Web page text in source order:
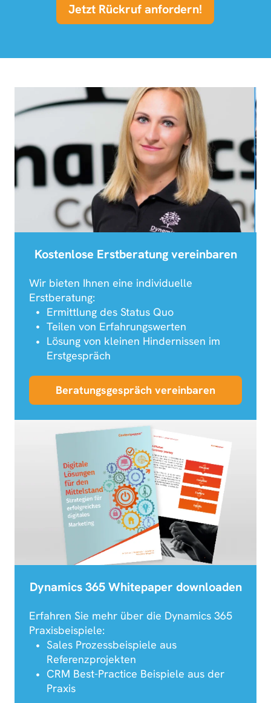
Jetzt Rückruf anfordern!
Kostenlose Erstberatung vereinbaren
Wir bieten Ihnen eine individuelle
Erstberatung:
Ermittlung des Status Quo
Teilen von Erfahrungswerten
Lösung von kleinen Hindernissen im
Erstgespräch
Beratungsgespräch vereinbaren
Dynamics 365 Whitepaper downloaden
Erfahren Sie mehr über die Dynamics 365
Praxisbeispiele:
Sales Prozessbeispiele aus
Referenzprojekten
CRM Best-Practice Beispiele aus der
Praxis